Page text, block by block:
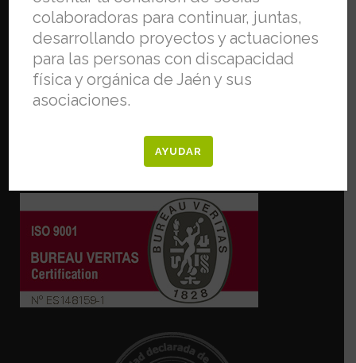
Email:info@fejidif.org
Teléfono:953 26 75 66
Aviso legal
Política de privacidad
Política de cookies
colaboradoras para continuar, juntas,
desarrollando proyectos y actuaciones
para las personas con discapacidad
física y orgánica de Jaén y sus
asociaciones.
AYUDAR